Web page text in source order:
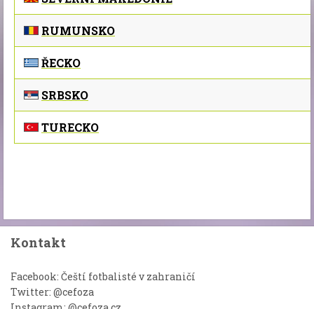
RUMUNSKO
ŘECKO
SRBSKO
TURECKO
Kontakt
Facebook: Čeští fotbalisté v zahraničí
Twitter: @cefoza